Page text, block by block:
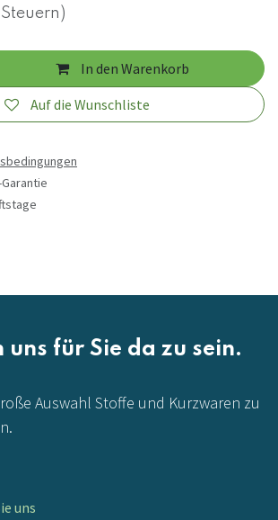
In den Warenkorb
Auf die Wunschliste
für Sie da zu sein.
Auswahl Stoffe und Kurzwaren zu
uns